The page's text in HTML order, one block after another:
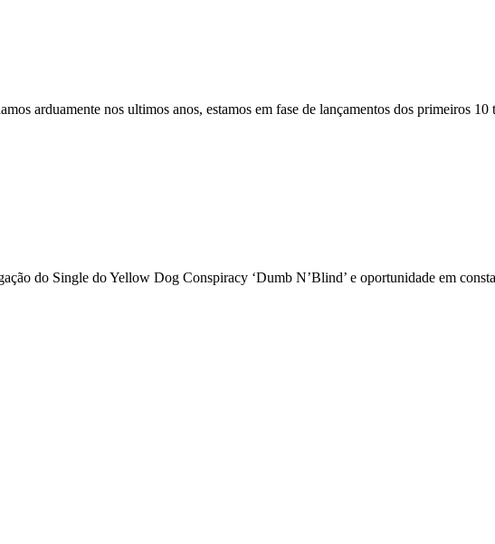
arduamente nos ultimos anos, estamos em fase de lançamentos dos primeiros
do Single do Yellow Dog Conspiracy ‘Dumb N’Blind’ e oportunidade em